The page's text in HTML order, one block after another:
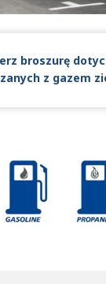
Brochure
broszurę
z gazem